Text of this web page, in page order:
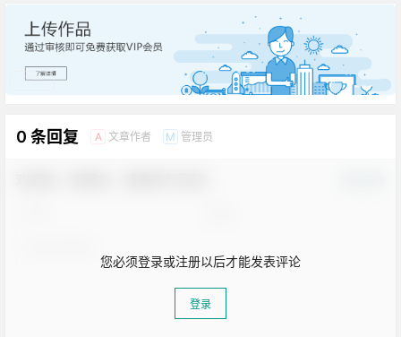
广告
0 条回复 A 文章作者 M 管理员
您必须登录或注册以后才能发表评论
登录